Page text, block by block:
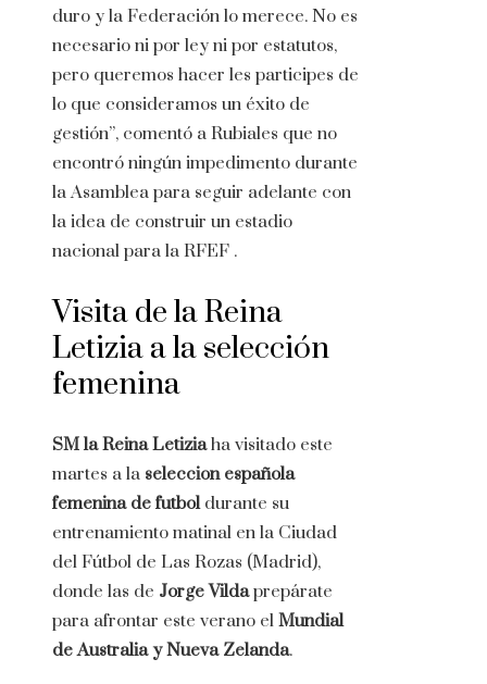
duro y la Federación lo merece. No es
necesario ni por ley ni por estatutos,
pero queremos hacer les participes de
lo que consideramos un éxito de
gestión”, comentó a Rubiales que no
encontró ningún impedimento durante
la Asamblea para seguir adelante con
la idea de construir un estadio
nacional para la RFEF .
Visita de la Reina
Letizia a la selección
femenina
SM la Reina Letiziaha visitado este
martes a la seleccion española
femenina de futboldurante su
entrenamiento matinal en la Ciudad
del Fútbol de Las Rozas (Madrid),
donde las de Jorge Vildaprepárate
para afrontar este verano el Mundial
de Australia y Nueva Zelanda.